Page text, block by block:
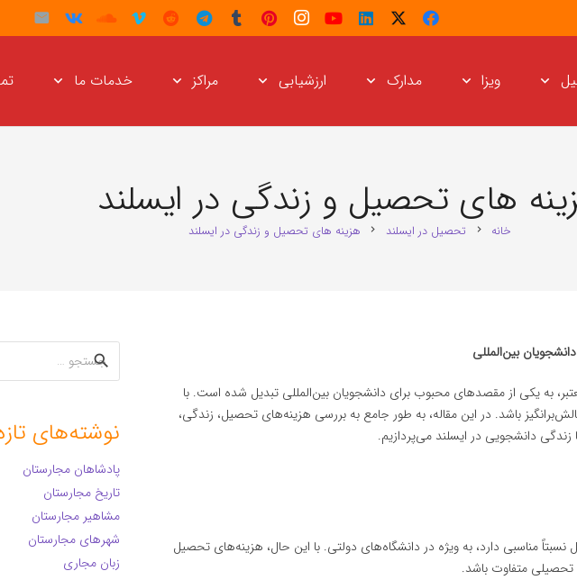
ویزا مدارک ارزشیابی مراکز خدمات ما
های تحصیل و زندگی در ایسلند
خانه chevron_right تحصیل در ایسلند chevron_right هزینه‌ های تحصیل و زندگی در ایسلند
بین‌المللی
به یکی از مقصدهای محبوب برای دانشجویان بین‌المللی تبدیل شده است. با
باشد. در این مقاله، به طور جامع به بررسی هزینه‌های تحصیل، زندگی،
دانشجویی در ایسلند می‌پردازیم.
مناسبی دارد، به ویژه در دانشگاه‌های دولتی. با این حال، هزینه‌های تحصیل
متفاوت باشد.
جستجو
برای:
نوشته‌های
پادشاهان مجارستان
تاریخ مجارستان
مشاهیر مجارستان
شهرهای مجارستان
زبان مجاری